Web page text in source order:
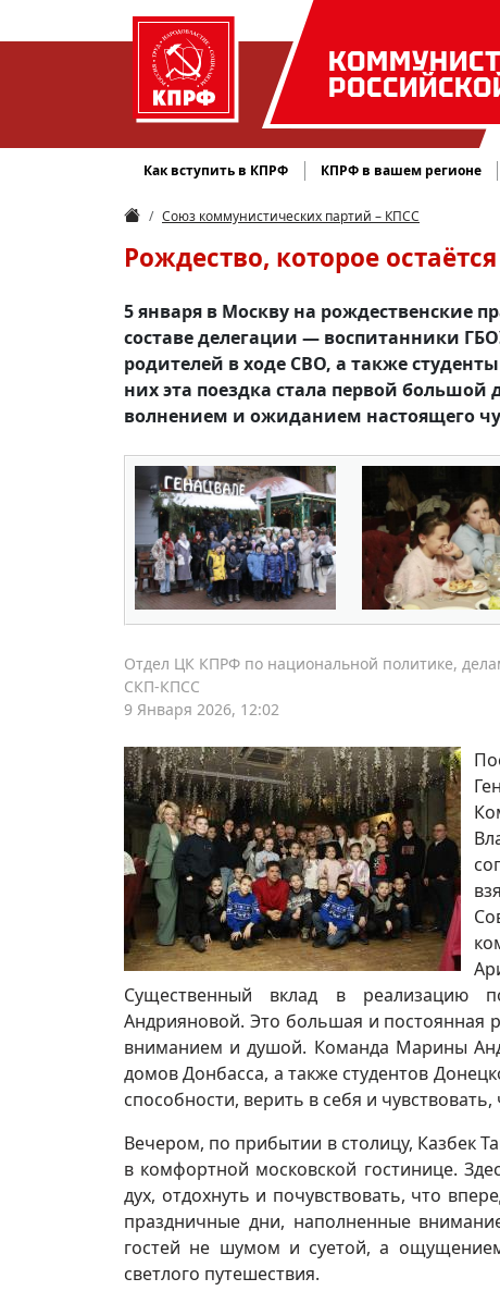
Как вступить в КПРФ КПРФ в вашем регионе
Союз коммунистических партий – КПСС
Рождество, которое
5 января в Москву на рождественские
составе делегации — воспитанники
родителей в ходе СВО, а также
них эта поездка стала первой
волнением и ожиданием настоящего
Отдел ЦК КПРФ по национальной политике,
СКП-КПСС
9 Января 2026, 12:02
Существенный вклад в реализацию
Андрияновой. Это большая и постоянная
вниманием и душой. Команда Марины
домов Донбасса, а также студентов
способности, верить в себя и
Вечером, по прибытии в столицу, Казбек
в комфортной московской гостинице.
дух, отдохнуть и почувствовать, что
праздничные дни, наполненные
гостей не шумом и суетой, а
светлого путешествия.